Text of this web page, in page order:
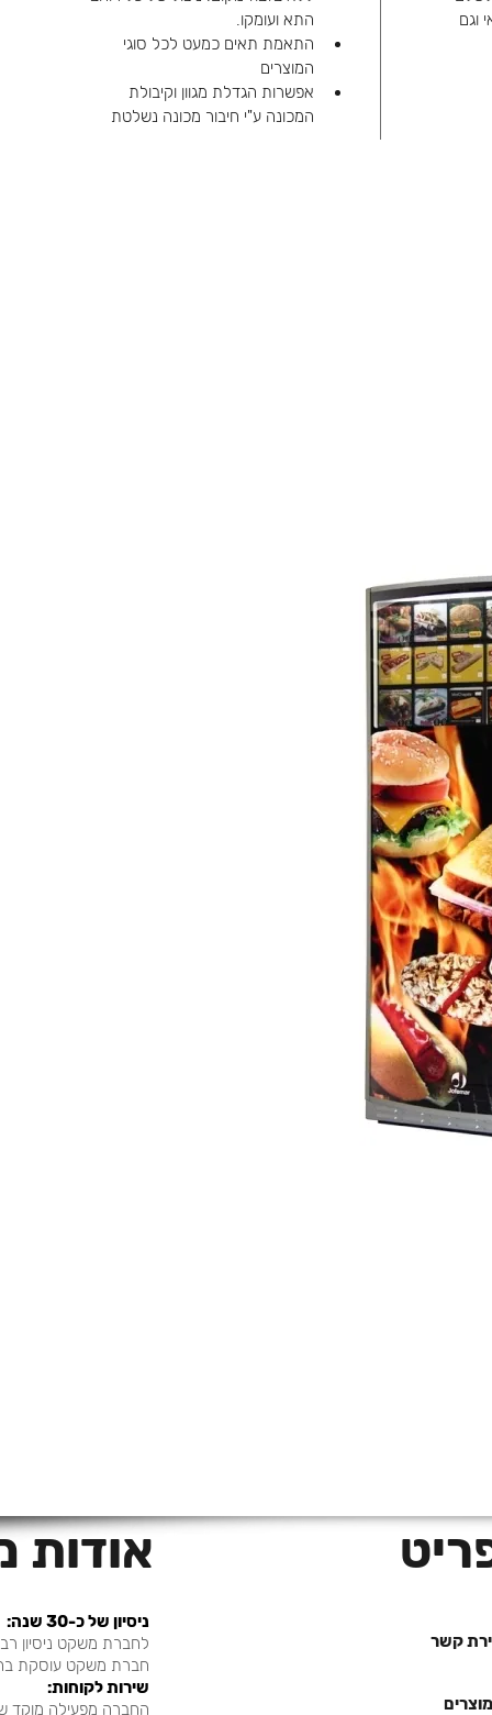
וגם
התא ועומקו.
התאמת תאים כמעט לכל סוגי
המוצרים
אפשרות הגדלת מגוון וקיבולת
המכונה ע"י חיבור מכונה נשלטת
:ניסיון של כ-30 שנה
לחברת משקט ניסיון
.חברת משקט עוסקת
:שירות לקוחות
החברה מפעילה מוקד
קשר
מוצרים